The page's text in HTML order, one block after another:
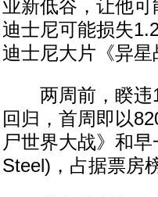
业新低谷，让他
迪士尼可能损失
迪士尼大片《异
两周前，睽违
回归，首周即以
尸世界大战》和
Steel)，占据票房